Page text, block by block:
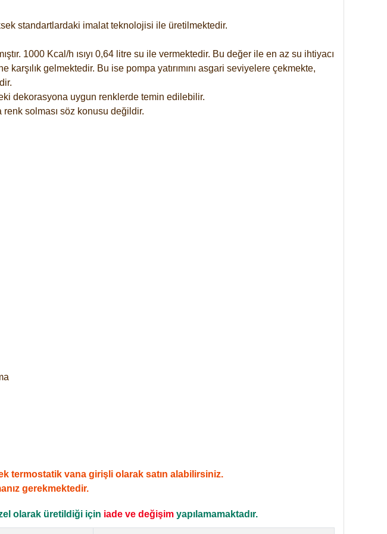
standartlardaki imalat teknolojisi ile üretilmektedir.
1000 Kcal/h ısıyı 0,64 litre su ile vermektedir. Bu değer ile en az su ihtiyacı
gelmektedir. Bu ise pompa yatırımını asgari seviyelere çekmekte,
dekorasyona uygun renklerde temin edilebilir.
solması söz konusu değildir.
termostatik vana girişli olarak satın alabilirsiniz.
gerekmektedir.
olarak üretildiği için iade ve değişim yapılamamaktadır.